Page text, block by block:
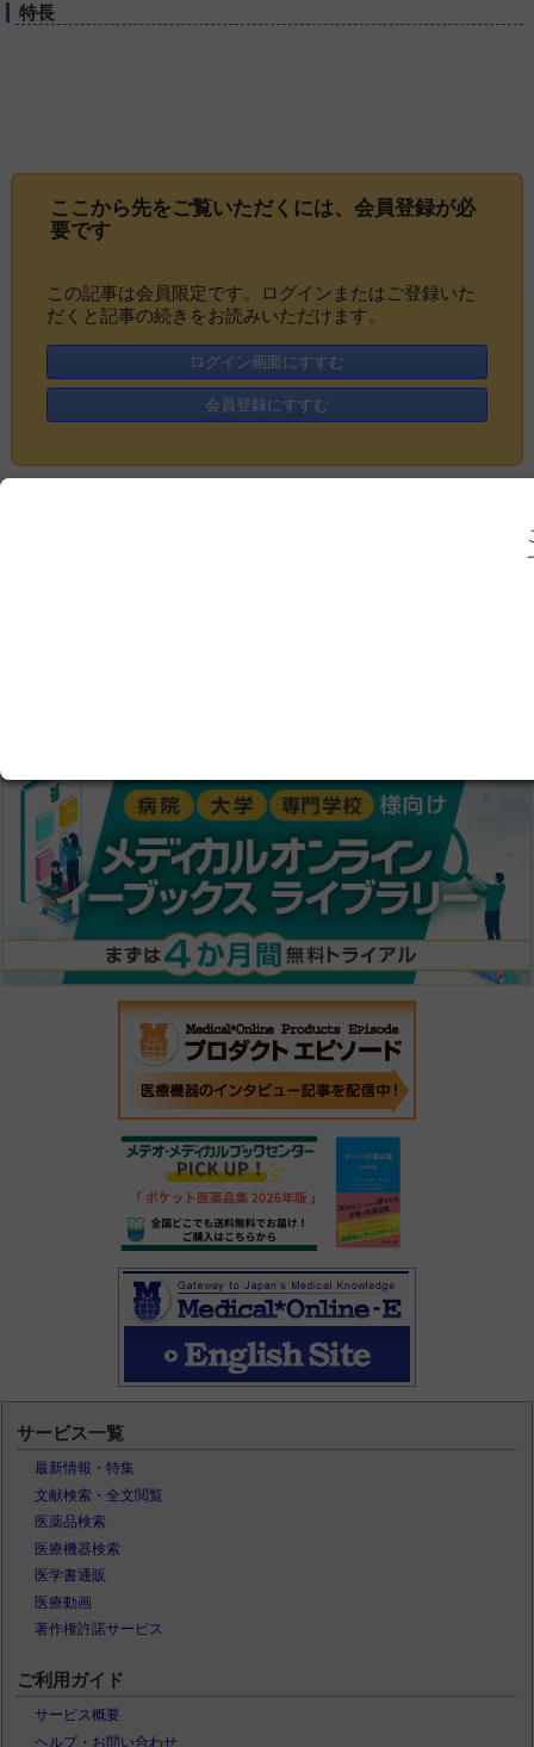
特長
ここから先をご覧いただくには、 会員登録が必
要です
この記事は会員限定です。ログインまたはご登録いた
だくと記事の続きをお読みいただけます。
ログイン画面にすすむ
会員登録にすすむ
サービス一覧
最新情報・特集
文献検索・全文閲覧
医薬品検索
医療機器検索
医学書通販
医療動画
著作権許諾サービス
ご利用ガイド
サービス概要
ヘルプ・お問い合わせ